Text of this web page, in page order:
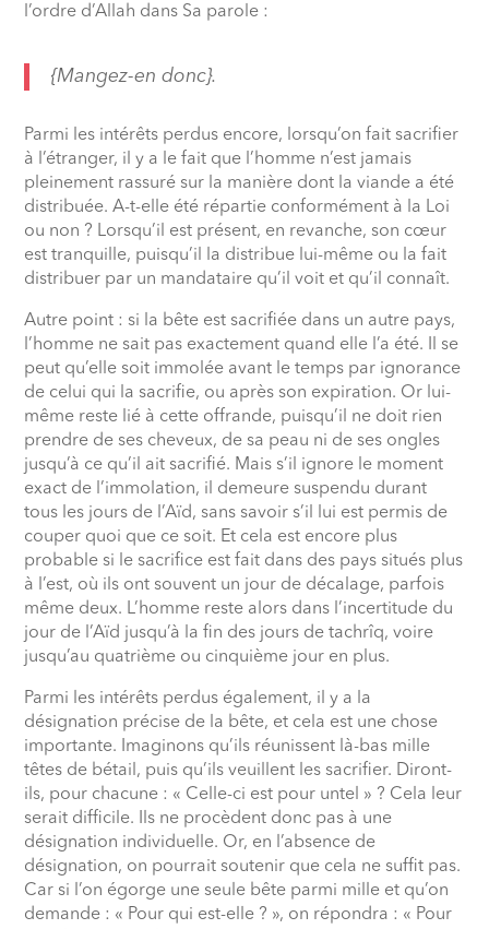
l’ordre d’Allah dans Sa parole :
{Mangez-en donc}.
Parmi les intérêts perdus encore, lorsqu’on fait sacrifier
à l’étranger, il y a le fait que l’homme n’est jamais
pleinement rassuré sur la manière dont la viande a été
distribuée. A-t-elle été répartie conformément à la Loi
ou non ? Lorsqu’il est présent, en revanche, son cœur
est tranquille, puisqu’il la distribue lui-même ou la fait
distribuer par un mandataire qu’il voit et qu’il connaît.
Autre point : si la bête est sacrifiée dans un autre pays,
l’homme ne sait pas exactement quand elle l’a été. Il se
peut qu’elle soit immolée avant le temps par ignorance
de celui qui la sacrifie, ou après son expiration. Or lui-
même reste lié à cette offrande, puisqu’il ne doit rien
prendre de ses cheveux, de sa peau ni de ses ongles
jusqu’à ce qu’il ait sacrifié. Mais s’il ignore le moment
exact de l’immolation, il demeure suspendu durant
tous les jours de l’Aïd, sans savoir s’il lui est permis de
couper quoi que ce soit. Et cela est encore plus
probable si le sacrifice est fait dans des pays situés plus
à l’est, où ils ont souvent un jour de décalage, parfois
même deux. L’homme reste alors dans l’incertitude du
jour de l’Aïd jusqu’à la fin des jours de tachrîq, voire
jusqu’au quatrième ou cinquième jour en plus.
Parmi les intérêts perdus également, il y a la
désignation précise de la bête, et cela est une chose
importante. Imaginons qu’ils réunissent là-bas mille
têtes de bétail, puis qu’ils veuillent les sacrifier. Diront-
ils, pour chacune : « Celle-ci est pour untel » ? Cela leur
serait difficile. Ils ne procèdent donc pas à une
désignation individuelle. Or, en l’absence de
désignation, on pourrait soutenir que cela ne suffit pas.
Car si l’on égorge une seule bête parmi mille et qu’on
demande : « Pour qui est-elle ? », on répondra : « Pour